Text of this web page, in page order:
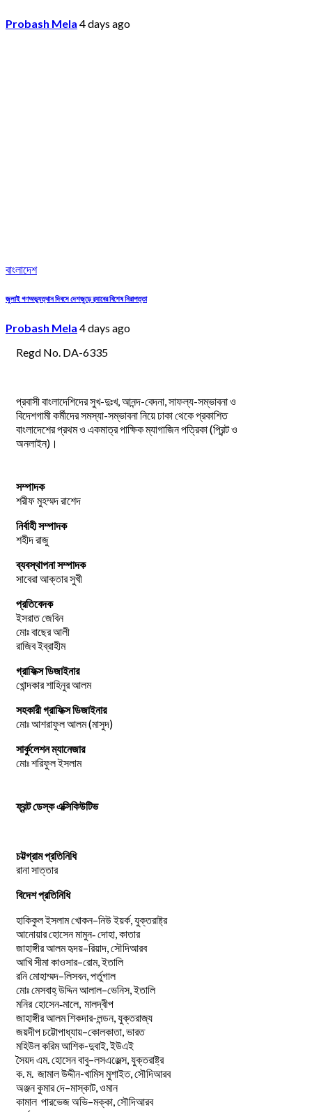
Probash Mela 4 days ago
বাংলাদেশ
জুলাই গণঅভ্যুত্থান দিবসে দেশজুড়ে র‌্যাবের বিশেষ নিরাপত্তা
Probash Mela 4 days ago
Regd No. DA-6335
প্রবাসী বাংলাদেশিদের সুখ-দুঃখ, আনন্দ-বেদনা, সাফল্য-সম্ভাবনা ও
বিদেশগামী কর্মীদের সমস্যা-সম্ভাবনা নিয়ে ঢাকা থেকে প্রকাশিত
বাংলাদেশের প্রথম ও একমাত্র পাক্ষিক ম্যাগাজিন পত্রিকা (প্রিন্ট ও
অনলাইন)।
সম্পাদক
শরীফ মুহম্মদ রাশেদ
নির্বাহী সম্পাদক
শহীদ রাজু
ব্যবস্থাপনা সম্পাদক
সাবেরা আক্তার সুখী
প্রতিবেদক
ইসরাত জেবিন
মোঃ বাছের আলী
রাজিব ইব্রাহীম
গ্রাফিক্স ডিজাইনার
খোন্দকার শাহিনুর আলম
সহকারী গ্রাফিক্স ডিজাইনার
মোঃ আশরাফুল আলম (মাসুদ)
সার্কুলেশন ম্যানেজার
মোঃ শরিফুল ইসলাম
ফ্রন্ট ডেস্ক এক্সিকিউটিভ
চট্টগ্রাম প্রতিনিধি
রানা সাত্তার
বিদেশ প্রতিনিধি
হাকিকুলইসলামখোকন–নিউইয়র্ক,যুক্তরাষ্ট্র
আনোয়ারহোসেনমামুন-দোহা,কাতার
জাহাঙ্গীরআলমহৃদয়–রিয়াদ,সৌদিআরব
আখিসীমাকাওসার–রোম,ইতালি
রনিমোহাম্মদ–লিসবন,পর্তুগাল
মোঃমেসবাহ্উদ্দিনআলাল–ভেনিস,ইতালি
মনির হোসেন-মালে, মালদ্বীপ
জাহাঙ্গীর আলম শিকদার-লন্ডন, যুক্তরাজ্য
জয়দীপচট্টোপাধ্যায়–কোলকাতা,ভারত
মহিউল করিম আশিক-দুবাই, ইউএই
সৈয়দএম.হোসেনবাবু–লসএঞ্জেল্স,যুক্তরাষ্ট্র
ক.ম. জামালউদ্দীন-খামিস মুশাইত,সৌদিআরব
অঞ্জনকুমারদে–মাস্কাট,ওমান
কামাল পারভেজঅভি–মক্কা,সৌদিআরব